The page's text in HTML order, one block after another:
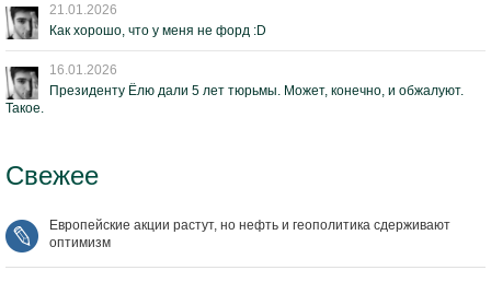
21.01.2026
Как хорошо, что у меня не форд :D
16.01.2026
Президенту Ёлю дали 5 лет тюрьмы. Может, конечно, и обжалуют.
Такое.
Свежее
Европейские акции растут, но нефть и геополитика сдерживают
оптимизм